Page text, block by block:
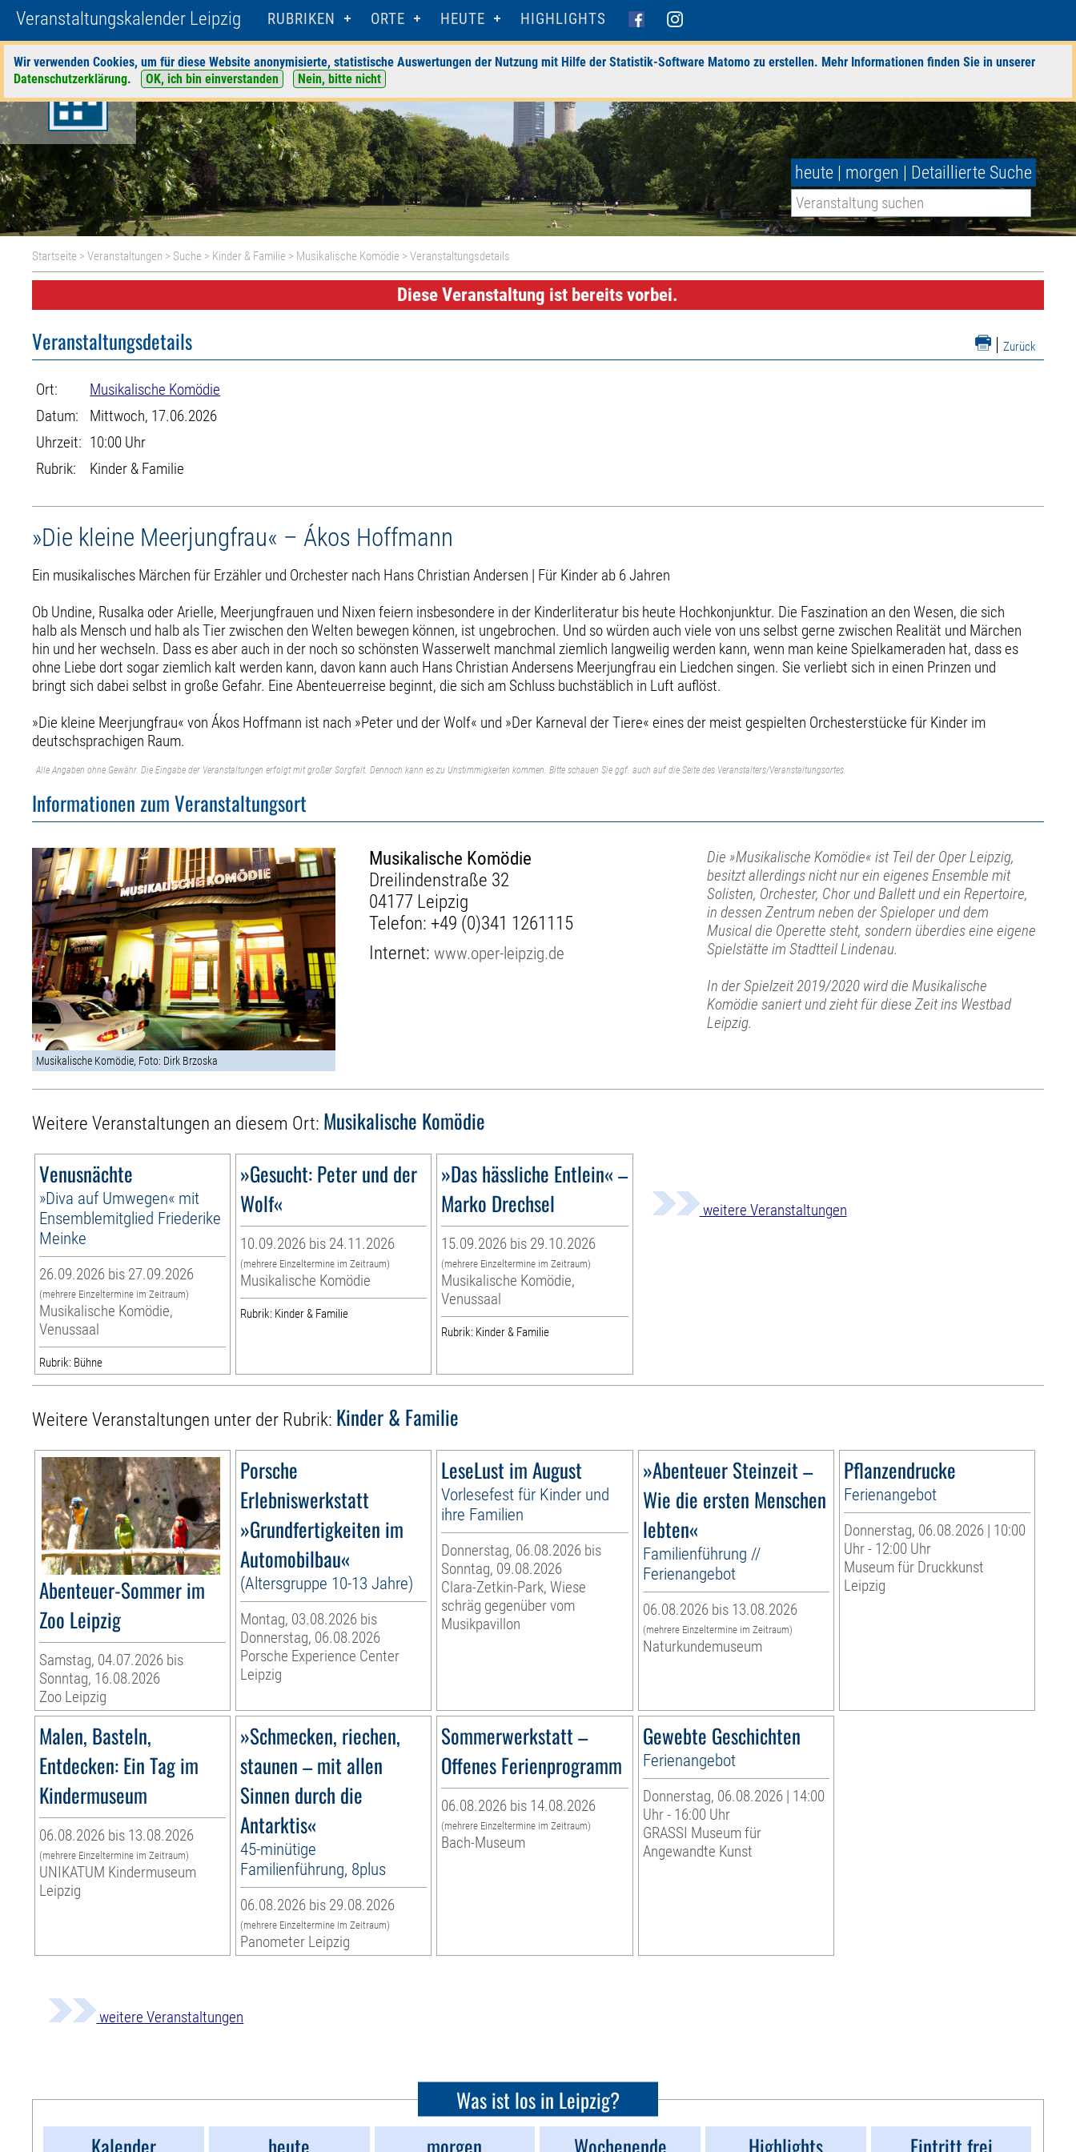
Veranstaltungskalender Leipzig RUBRIKEN ORTE HEUTE HIGHLIGHTS
Wir verwenden Cookies, um für diese Website anonymisierte, statistische Auswertungen der Nutzung mit Hilfe der Statistik-Software Matomo zu erstellen. Mehr Informationen finden Sie in unserer
Datenschutzerklärung. OK, ich bin einverstanden Nein, bitte nicht
heute | morgen | Detaillierte Suche
Startseite >Veranstaltungen > Suche > Kinder & Familie > Musikalische Komödie > Veranstaltungsdetails
Diese Veranstaltung ist bereits vorbei.
| Zurück
Veranstaltungsdetails
Ort:
Musikalische Komödie
Datum:
Mittwoch, 17.06.2026
Uhrzeit: 10:00 Uhr
Rubrik:
Kinder & Familie
»Die kleine Meerjungfrau« – Ákos Hoffmann
Ein musikalisches Märchen für Erzähler und Orchester nach Hans Christian Andersen | Für Kinder ab 6 Jahren
Ob Undine, Rusalka oder Arielle, Meerjungfrauen und Nixen feiern insbesondere in der Kinderliteratur bis heute Hochkonjunktur. Die Faszination an den Wesen, die sich
halb als Mensch und halb als Tier zwischen den Welten bewegen können, ist ungebrochen. Und so würden auch viele von uns selbst gerne zwischen Realität und Märchen
hin und her wechseln. Dass es aber auch in der noch so schönsten Wasserwelt manchmal ziemlich langweilig werden kann, wenn man keine Spielkameraden hat, dass es
ohne Liebe dort sogar ziemlich kalt werden kann, davon kann auch Hans Christian Andersens Meerjungfrau ein Liedchen singen. Sie verliebt sich in einen Prinzen und
bringt sich dabei selbst in große Gefahr. Eine Abenteuerreise beginnt, die sich am Schluss buchstäblich in Luft auflöst.
»Die kleine Meerjungfrau« von Ákos Hoffmann ist nach »Peter und der Wolf« und »Der Karneval der Tiere« eines der meist gespielten Orchesterstücke für Kinder im
deutschsprachigen Raum.
Alle Angaben ohne Gewähr. Die Eingabe der Veranstaltungen erfolgt mit großer Sorgfalt. Dennoch kann es zu Unstimmigkeiten kommen. Bitte schauen Sie ggf. auch auf die Seite des Veranstalters/Veranstaltungsortes.
Informationen zum Veranstaltungsort
Musikalische Komödie, Foto: Dirk Brzoska
Musikalische Komödie
Dreilindenstraße 32
04177 Leipzig
Telefon: +49 (0)341 1261115
Internet:www.oper-leipzig.de
Die »Musikalische Komödie« ist Teil der Oper Leipzig,
besitzt allerdings nicht nur ein eigenes Ensemble mit
Solisten, Orchester, Chor und Ballett und ein Repertoire,
in dessen Zentrum neben der Spieloper und dem
Musical die Operette steht, sondern überdies eine eigene
Spielstätte im Stadtteil Lindenau.
In der Spielzeit 2019/2020 wird die Musikalische
Komödie saniert und zieht für diese Zeit ins Westbad
Leipzig.
Weitere Veranstaltungen an diesem Ort: Musikalische Komödie
Venusnächte
»Diva auf Umwegen« mit
Ensemblemitglied Friederike
Meinke
26.09.2026 bis 27.09.2026
(mehrere Einzeltermine im Zeitraum)
Musikalische Komödie,
Venussaal
Rubrik: Bühne
»Gesucht: Peter und der
Wolf«
10.09.2026 bis 24.11.2026
(mehrere Einzeltermine im Zeitraum)
Musikalische Komödie
Rubrik: Kinder & Familie
»Das hässliche Entlein« –
Marko Drechsel
15.09.2026 bis 29.10.2026
(mehrere Einzeltermine im Zeitraum)
Musikalische Komödie,
Venussaal
Rubrik: Kinder & Familie
weitere Veranstaltungen
Weitere Veranstaltungen unter der Rubrik: Kinder & Familie
Abenteuer-Sommer im
Zoo Leipzig
Samstag, 04.07.2026 bis
Sonntag, 16.08.2026
Zoo Leipzig
Porsche
Erlebniswerkstatt
»Grundfertigkeiten im
Automobilbau«
(Altersgruppe 10-13 Jahre)
Montag, 03.08.2026 bis
Donnerstag, 06.08.2026
Porsche Experience Center
Leipzig
LeseLust im August
Vorlesefest für Kinder und
ihre Familien
Donnerstag, 06.08.2026 bis
Sonntag, 09.08.2026
Clara-Zetkin-Park, Wiese
schräg gegenüber vom
Musikpavillon
»Abenteuer Steinzeit –
Wie die ersten Menschen
lebten«
Familienführung //
Ferienangebot
06.08.2026 bis 13.08.2026
(mehrere Einzeltermine im Zeitraum)
Naturkundemuseum
Pflanzendrucke
Ferienangebot
Donnerstag, 06.08.2026 | 10:00
Uhr - 12:00 Uhr
Museum für Druckkunst
Leipzig
Malen, Basteln,
Entdecken: Ein Tag im
Kindermuseum
06.08.2026 bis 13.08.2026
(mehrere Einzeltermine im Zeitraum)
UNIKATUM Kindermuseum
Leipzig
»Schmecken, riechen,
staunen – mit allen
Sinnen durch die
Antarktis«
45-minütige
Familienführung, 8plus
06.08.2026 bis 29.08.2026
(mehrere Einzeltermine im Zeitraum)
Panometer Leipzig
Sommerwerkstatt –
Offenes Ferienprogramm
06.08.2026 bis 14.08.2026
(mehrere Einzeltermine im Zeitraum)
Bach-Museum
Gewebte Geschichten
Ferienangebot
Donnerstag, 06.08.2026 | 14:00
Uhr - 16:00 Uhr
GRASSI Museum für
Angewandte Kunst
weitere Veranstaltungen
Was ist los in Leipzig?
Kalender
heute morgen Wochenende Highlights Eintritt frei